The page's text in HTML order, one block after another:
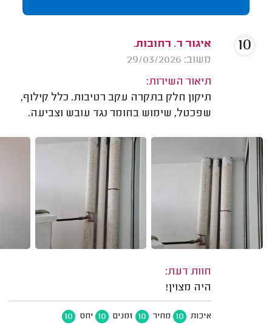
איגור ר. רחובות.
משוב: 29/03/2026
תיאור השירות:
תיקון חלק בתקרה עקב רטיבות. כלל קילוף,
שפכטל, שימוש בחומר נגד עובש וצביעה.
חוות דעת:
היה מצוין!
איכות 10 מחיר 10 זמנים 10 יחס 10
10